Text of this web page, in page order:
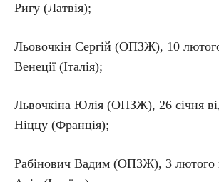
Ригу (Латвія);
Льовочкін Сергій (ОПЗЖ), 10
Венеції (Італія);
Львочкіна Юлія (ОПЗЖ), 26 січня
Ніццу (Франція);
Рабінович Вадим (ОПЗЖ), 3 лютого